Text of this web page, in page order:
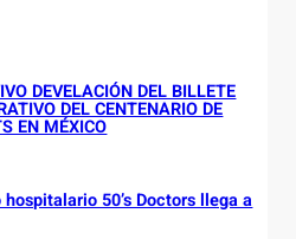
DEVELACIÓN DEL BILLETE
DEL CENTENARIO DE
EN MÉXICO
50’s Doctors llega a